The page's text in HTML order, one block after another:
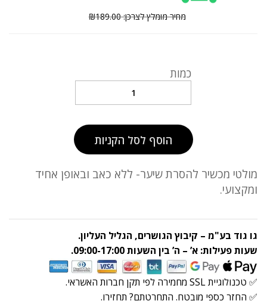
₪189.00
מולטי
לגבות
ולמקומות
אינטימיים
כמות
הוסף לסל הקניות
מולטי מכשיר להסרת שיער- ללא כאב ובאופן אחיד
ומקצועי.
גו גוד בע"מ – קיבוץ הגושרים, הגליל העליון.
שעות פעילות: א’ – ה’ בין השעות 09:00-17:00.
✅ טכנולוגיית SSL מחמירה לפי תקן חברות האשראי.
✅ החזר כספי מובטח. התחרטתם? תחזירו.